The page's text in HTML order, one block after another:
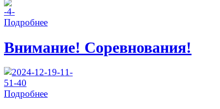
Подробнее
Внимание! Соревнования!
Подробнее